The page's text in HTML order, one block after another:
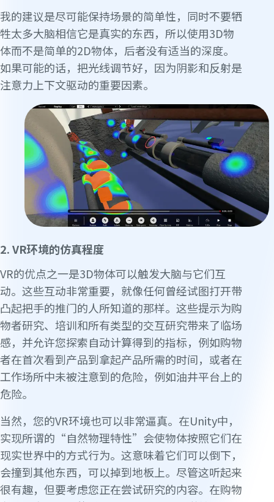
我的建议是尽可能保持场景的简单性，同时不要牺
牲太多大脑相信它是真实的东西，所以使用3D物
体而不是简单的2D物体，后者没有适当的深度。
如果可能的话，把光线调节好，因为阴影和反射是
注意力上下文驱动的重要因素。
2. VR环境的仿真程度
VR的优点之一是3D物体可以触发大脑与它们互
动。这些互动非常重要，就像任何曾经试图打开带
凸起把手的推门的人所知道的那样。这些提示为购
物者研究、培训和所有类型的交互研究带来了临场
感，并允许您探索自动计算得到的指标，例如购物
者在首次看到产品到拿起产品所需的时间，或者在
工作场所中未被注意到的危险，例如油井平台上的
危险。
当然，您的VR环境也可以非常逼真。在Unity中，
实现所谓的“自然物理特性”会使物体按照它们在
现实世界中的方式行为。这意味着它们可以倒下，
会撞到其他东西，可以掉到地板上。尽管这听起来
很有趣，但要考虑您正在尝试研究的内容。在购物